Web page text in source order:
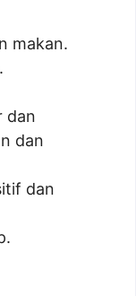
makan.
dan
dan
dan